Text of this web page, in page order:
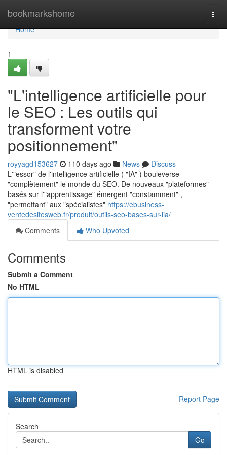
bookmarkshome
Home
Home
1
"L'intelligence artificielle pour
le SEO : Les outils qui
transforment votre
positionnement"
royyagd153627 110 days ago News
Discuss
L'"essor" de l'intelligence artificielle ( "IA" ) bouleverse
"complètement" le monde du SEO. De nouveaux "plateformes"
basés sur l'"apprentissage" émergent "constamment" ,
"permettant" aux "spécialistes" https://ebusiness-
ventedesitesweb.fr/produit/outils-seo-bases-sur-lia/
Comments
Who Upvoted
Comments
Submit a Comment
No HTML
HTML is disabled
Report Page
Search
Go